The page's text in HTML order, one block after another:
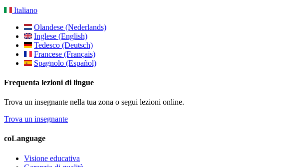
Italiano
Olandese (Nederlands)
Inglese (English)
Tedesco (Deutsch)
Francese (Français)
Spagnolo (Español)
Frequenta lezioni di lingue
Trova un insegnante nella tua zona o segui lezioni online.
Trova un insegnante
coLanguage
Visione educativa